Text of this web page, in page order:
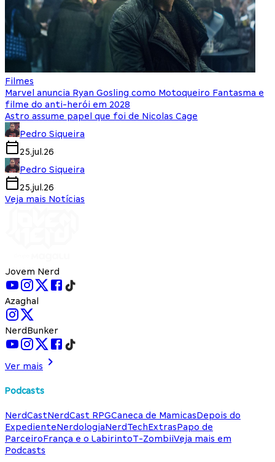
Filmes
Marvel anuncia Ryan Gosling como Motoqueiro Fantasma e
filme do anti-herói em 2028
Astro assume papel que foi de Nicolas Cage
Pedro Siqueira
25.jul.26
Pedro Siqueira
25.jul.26
Veja mais Notícias
Jovem Nerd
Azaghal
NerdBunker
Ver mais
Podcasts
NerdCastNerdCast RPGCaneca de MamicasDepois do
ExpedienteNerdologiaNerdTechExtrasPapo de
ParceiroFrança e o LabirintoT-ZombiiVeja mais em
Podcasts